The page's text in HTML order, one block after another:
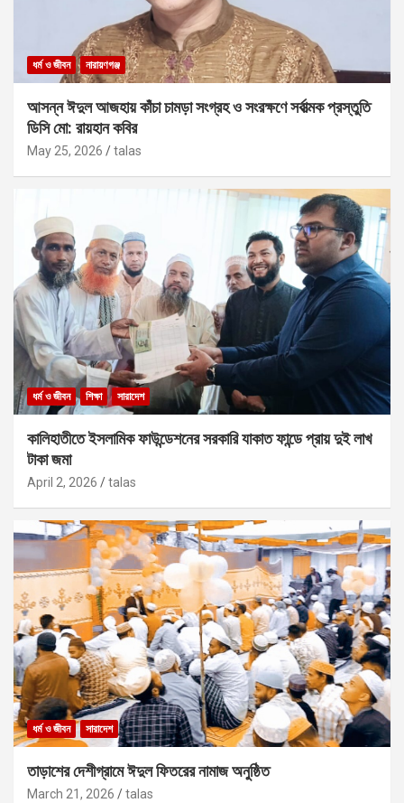
ধর্ম ও জীবন নারায়ণগঞ্জ
আসন্ন ঈদুল আজহায় কাঁচা চামড়া সংগ্রহ ও সংরক্ষণে সর্বাত্মক প্রস্তুতি
ডিসি মো: রায়হান কবির
May 25, 2026 talas
ধর্ম ও জীবন শিক্ষা সারাদেশ
কালিহাতীতে ইসলামিক ফাউন্ডেশনের সরকারি যাকাত ফান্ডে প্রায় দুই লাখ
টাকা জমা
April 2, 2026 talas
ধর্ম ও জীবন সারাদেশ
তাড়াশের দেশীগ্রামে ঈদুল ফিতরের নামাজ অনুষ্ঠিত
March 21, 2026 talas